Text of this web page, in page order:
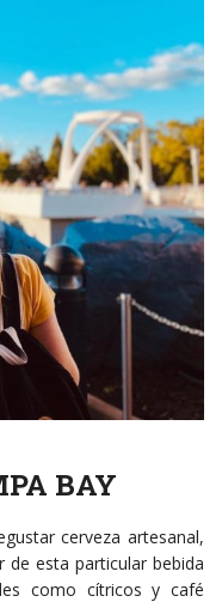
BAY
cerveza artesanal,
esta particular bebida
como cítricos y café